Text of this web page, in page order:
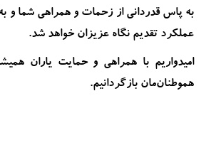
به پاس قدردانی از زحمات و همراهی شما و
عملکرد تقدیم نگاه عزیزان خواهد شد.
امیدواریم با همراهی و حمایت یاران
هموطنان‌مان بازگردانیم.